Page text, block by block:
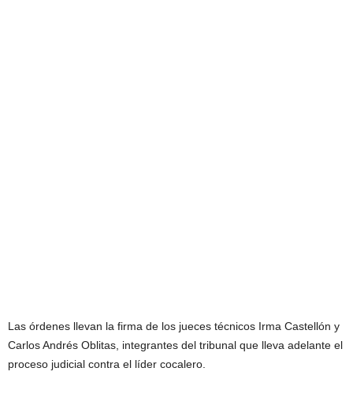
Las órdenes llevan la firma de los jueces técnicos Irma Castellón y
Carlos Andrés Oblitas, integrantes del tribunal que lleva adelante el
proceso judicial contra el líder cocalero.